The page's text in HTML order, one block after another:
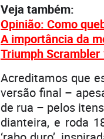
Veja também:
Opinião: Como
A importância da
Triumph
Acreditamos que
versão final –
de rua – pelos
dianteira, e roda